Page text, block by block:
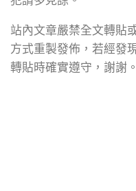
站內文章嚴禁全文轉貼
方式重製發佈，若經發
轉貼時確實遵守，謝謝。